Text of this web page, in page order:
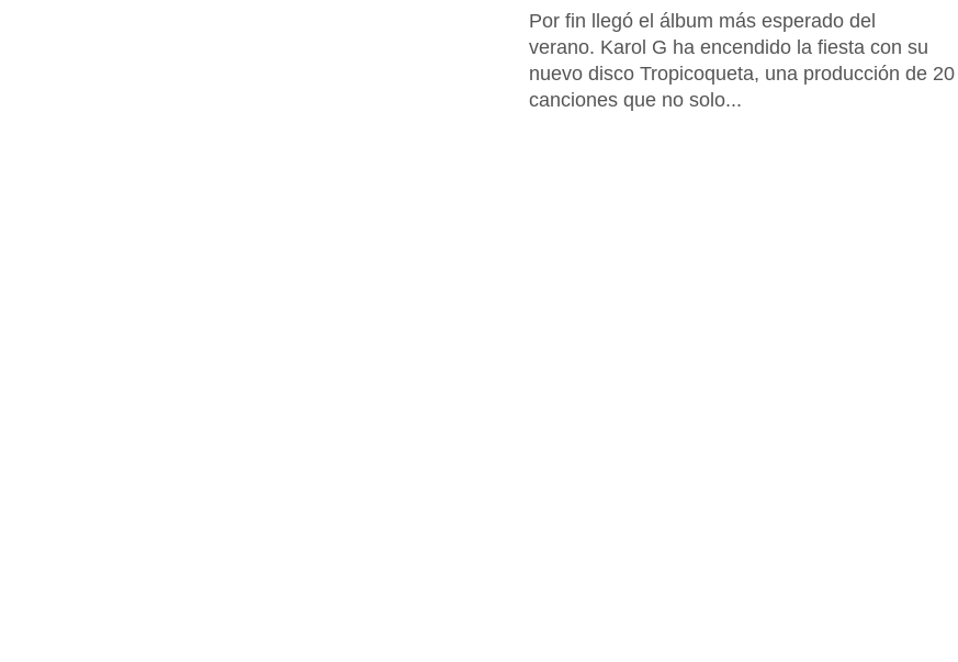
Por fin llegó el álbum más esperado del
verano. Karol G ha encendido la fiesta con su
nuevo disco Tropicoqueta, una producción de 20
canciones que no solo...